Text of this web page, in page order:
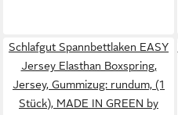
Schlafgut Spannbettlaken EASY
Jersey Elasthan Boxspring,
Jersey, Gummizug: rundum, (1
Stück), MADE IN GREEN by